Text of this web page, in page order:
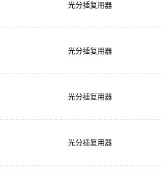
光分插复用器
光分插复用器
光分插复用器
光分插复用器